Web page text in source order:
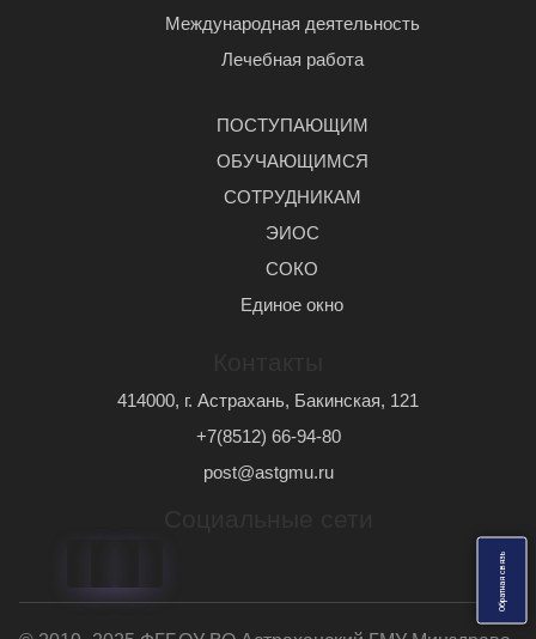
О
б
р
а
т
н
а
я
с
в
я
з
ь
Международная деятельность
Лечебная работа
ПОСТУПАЮЩИМ
ОБУЧАЮЩИМСЯ
СОТРУДНИКАМ
ЭИОС
СОКО
Единое окно
414000, г. Астрахань, Бакинская, 121
+7(8512) 66-94-80
post@astgmu.ru